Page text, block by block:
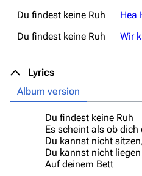
Du findest keine Ruh
Hea
Du findest keine Ruh
Wir
Lyrics
Album version
Du findest keine Ruh
Es scheint als ob dich
Du kannst nicht
Du kannst nicht
Auf deinem Bett